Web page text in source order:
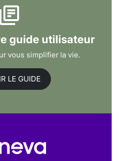
guide utilisateur
vous simplifier la vie.
LE GUIDE